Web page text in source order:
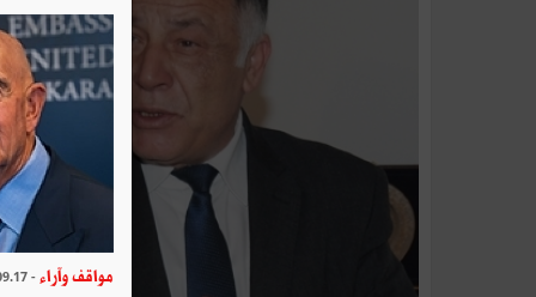
مواقف وآراء - 2025.09.17